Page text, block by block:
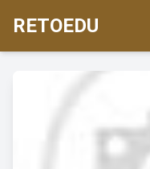
RETOEDU